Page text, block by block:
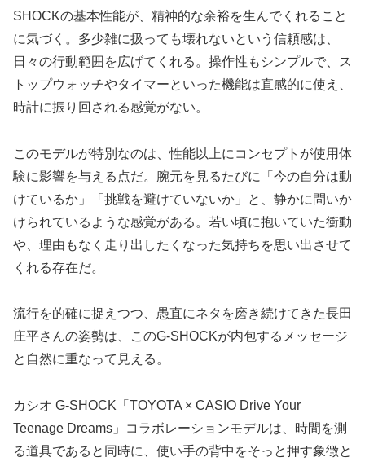
SHOCKの基本性能が、精神的な余裕を生んでくれること
に気づく。多少雑に扱っても壊れないという信頼感は、
日々の行動範囲を広げてくれる。操作性もシンプルで、ス
トップウォッチやタイマーといった機能は直感的に使え、
時計に振り回される感覚がない。
このモデルが特別なのは、性能以上にコンセプトが使用体
験に影響を与える点だ。腕元を見るたびに「今の自分は動
けているか」「挑戦を避けていないか」と、静かに問いか
けられているような感覚がある。若い頃に抱いていた衝動
や、理由もなく走り出したくなった気持ちを思い出させて
くれる存在だ。
流行を的確に捉えつつ、愚直にネタを磨き続けてきた長田
庄平さんの姿勢は、このG-SHOCKが内包するメッセージ
と自然に重なって見える。
カシオ G-SHOCK「TOYOTA × CASIO Drive Your
Teenage Dreams」コラボレーションモデルは、時間を測
る道具であると同時に、使い手の背中をそっと押す象徴と